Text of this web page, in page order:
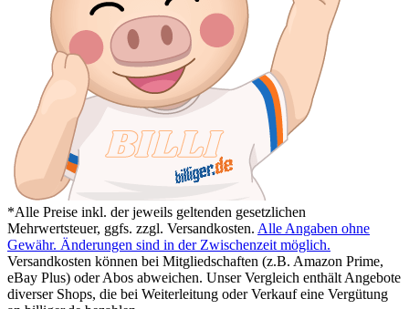
*Alle Preise inkl. der jeweils geltenden gesetzlichen
Mehrwertsteuer, ggfs. zzgl. Versandkosten. Alle Angaben ohne
Gewähr. Änderungen sind in der Zwischenzeit möglich.
Versandkosten können bei Mitgliedschaften (z.B. Amazon Prime,
eBay Plus) oder Abos abweichen. Unser Vergleich enthält Angebote
diverser Shops, die bei Weiterleitung oder Verkauf eine Vergütung